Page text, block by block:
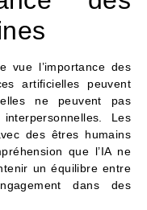
l’importance des
artificielles peuvent
ne peuvent pas
Les
des êtres humains
que l’IA ne
un équilibre entre
dans des